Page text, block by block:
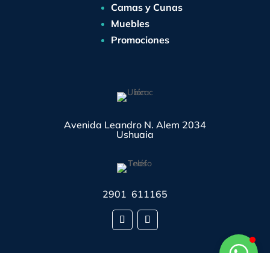
Camas y Cunas
Muebles
Promociones
Avenida Leandro N. Alem 2034
Ushuaia
2901 611165